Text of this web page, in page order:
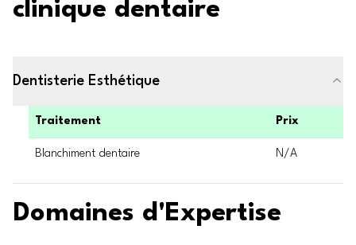
clinique dentaire
Dentisterie Esthétique
Traitement Prix
Blanchiment dentaire N/A
Domaines d'Expertise